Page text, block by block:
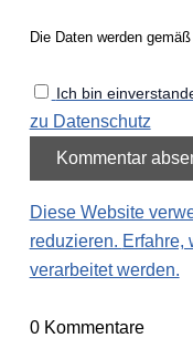
Die Daten werden
Ich bin
zu Datenschutz
Diese Website
reduzieren. Erfahre,
verarbeitet werden.
0Kommentare